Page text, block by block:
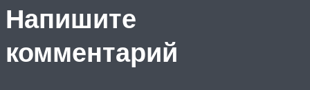
Напишите
комментарий